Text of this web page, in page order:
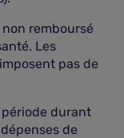
remboursé
Les
pas de
durant
de